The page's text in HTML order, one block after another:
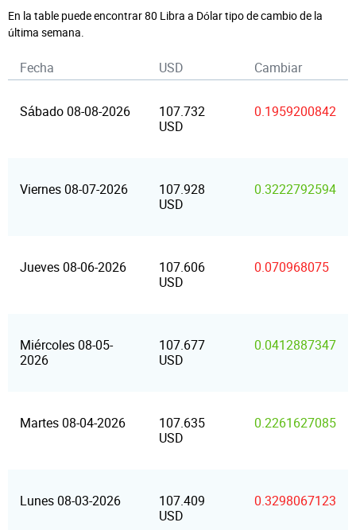
En la table puede encontrar 80 Libra a Dólar tipo de cambio de la
última semana.
Fecha USD Cambiar
Sábado 08-08-2026
107.732
USD
0.1959200842
Viernes 08-07-2026
107.928
USD
0.3222792594
Jueves 08-06-2026
107.606
USD
0.070968075
Miércoles 08-05-
2026
107.677
USD
0.0412887347
Martes 08-04-2026
107.635
USD
0.2261627085
Lunes 08-03-2026
107.409
USD
0.3298067123